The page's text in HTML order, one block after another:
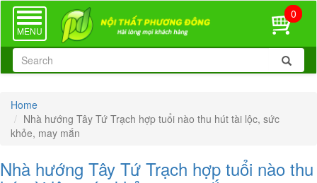
TOGGLE
NAVIGATION
MENU
0
Home
Nhà hướng Tây Tứ Trạch hợp tuổi nào thu hút tài lộc, sức
khỏe, may mắn
Nhà hướng Tây Tứ Trạch hợp tuổi nào thu